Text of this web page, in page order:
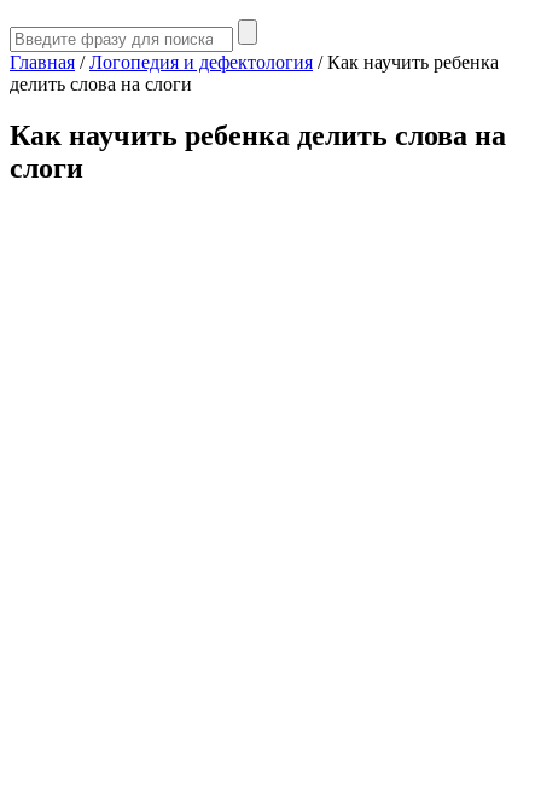
Главная / Логопедия и дефектология / Как научить ребенка
делить слова на слоги
Как научить ребенка делить слова на
слоги